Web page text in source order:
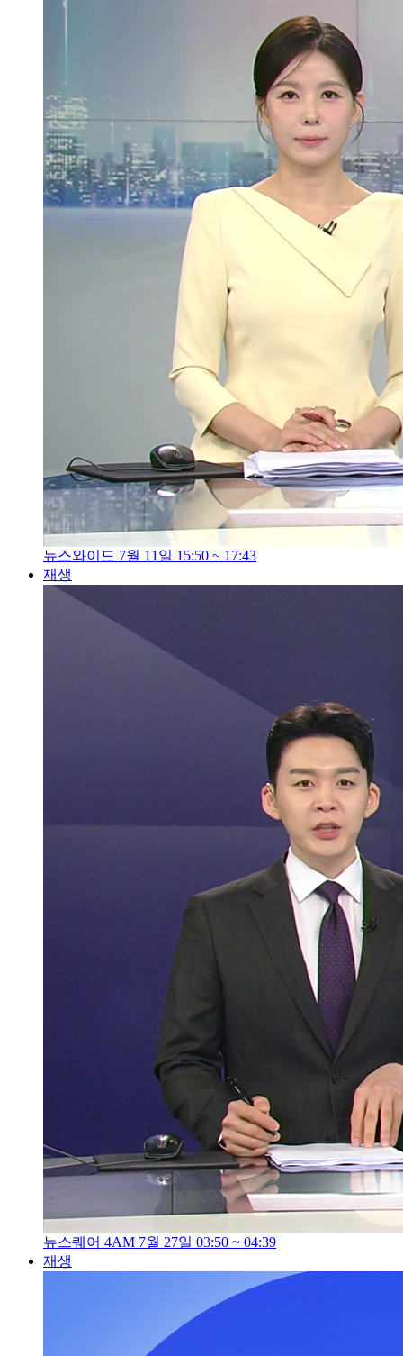
뉴스와이드 7월 11일 15:50 ~ 17:43
재생
뉴스퀘어 4AM 7월 27일 03:50 ~ 04:39
재생